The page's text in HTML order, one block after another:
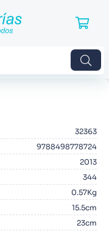
32363
9788498778724
2013
344
0.57Kg
15.5cm
23cm